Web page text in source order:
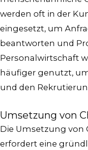
werden oft in der
eingesetzt, um
beantworten und
Personalwirtschaft
häufiger genutzt,
und den
Umsetzung von
Die Umsetzung von
erfordert eine